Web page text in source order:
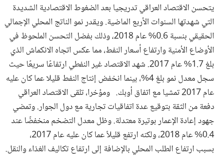
يتحسن الاقتصاد العراقي تدريجيا بعد الضغوط الاقتصادية الشديدة
التي شهدتها السنوات الأربع الماضية. ويقدر نمو الناتج المحلي الإجمالي
الحقيقي بنسبة 0.6% عام 2018، وذلك بفضل التحسن الملحوظ في
الأوضاع الأمنية وارتفاع أسعار النفط، مما عكس اتجاه الانكماش الذي
بلغ 1.7% عام 2017. شهد الاقتصاد غير النفطي ارتفاعًا سريعًا حيث
سجل معدل نمو بلغ 4%، بينما انخفض إنتاج النفط قليلا عما كان عليه
عام 2017 تمشيا مع اتفاق أوبك. ومؤخرا، تلقى الاقتصاد العراقي
دفعة من الثقة بتوقيع عدة اتفاقيات تجارية مع دول الجوار. وتمضي
جهود إعادة الإعمار بوتيرة معتدلة. وظل معدل التضخم منخفضًا عند
0.4% عام 2018، ولكنه ارتفع قليلاً عما كان عليه عام 2017،
بسبب ارتفاع الطلب المحلي بالإضافة إلى ارتفاع تكاليف الغذاء والنقل.